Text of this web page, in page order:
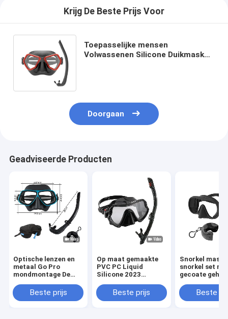
Krijg De Beste Prijs Voor
Toepasselijke mensen
Volwassenen Silicone Duikmasker
Doorgaan
Geadviseerde Producten
Optische lenzen en
metaal Go Pro
mondmontage De
voor gratis
duikmasker Snorkel
Beste prijs
Op maat gemaakte
PVC PC Liquid
Silicone 2023
Set voor
volwassenen Snorkel
Beste prijs
Snorkel
snorkel set
gecoate
snorkelBeste